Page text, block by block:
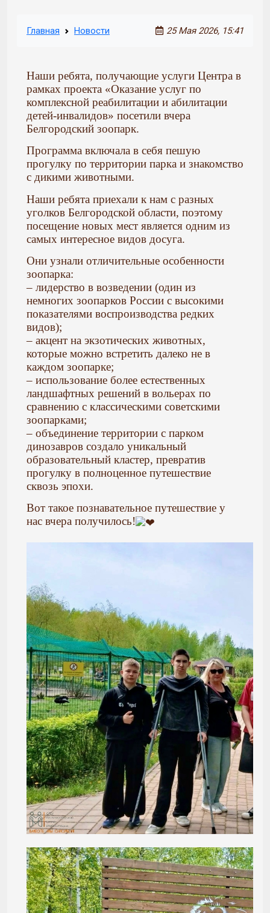
Главная Новости 25 Мая 2026, 15:41
Наши ребята, получающие услуги Центра в
рамках проекта «Оказание услуг по
комплексной реабилитации и абилитации
детей-инвалидов» посетили вчера
Белгородский зоопарк.
Программа включала в себя пешую
прогулку по территории парка и знакомство
с дикими животными.
Наши ребята приехали к нам с разных
уголков Белгородской области, поэтому
посещение новых мест является одним из
самых интересное видов досуга.
Они узнали отличительные особенности
зоопарка:
– лидерство в возведении (один из
немногих зоопарков России с высокими
показателями воспроизводства редких
видов);
– акцент на экзотических животных,
которые можно встретить далеко не в
каждом зоопарке;
– использование более естественных
ландшафтных решений в вольерах по
сравнению с классическими советскими
зоопарками;
– объединение территории с парком
динозавров создало уникальный
образовательный кластер, превратив
прогулку в полноценное путешествие
сквозь эпохи.
Вот такое познавательное путешествие у
нас вчера получилось!